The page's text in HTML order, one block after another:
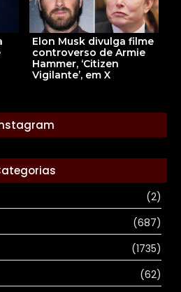
Elon Musk divulga filme
controverso de Armie
Hammer, ‘Citizen
Vigilante’, em X
(2)
(687)
(1735)
(62)